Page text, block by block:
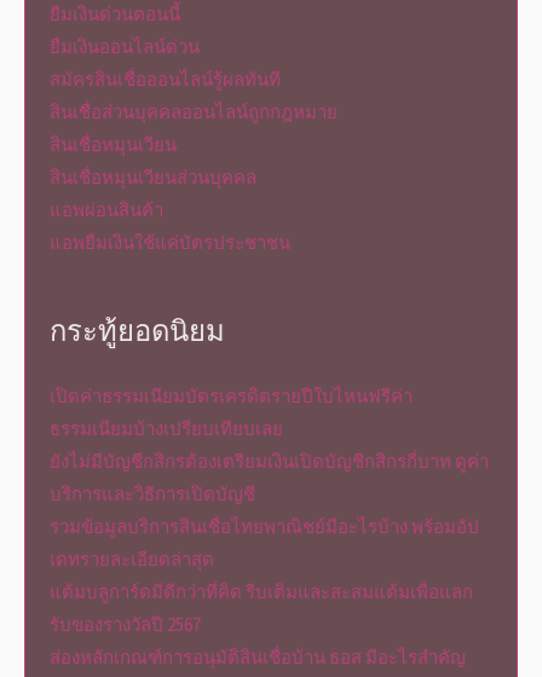
ยืมเงินด่วนตอนนี้
ยืมเงินออนไลน์ด่วน
สมัครสินเชื่อออนไลน์รู้ผลทันที
สินเชื่อส่วนบุคคลออนไลน์ถูกกฎหมาย
สินเชื่อหมุนเวียน
สินเชื่อหมุนเวียนส่วนบุคคล
แอพผ่อนสินค้า
แอพยืมเงินใช้แค่บัตรประชาชน
กระทู้ยอดนิยม
เปิดค่าธรรมเนียมบัตรเครดิตรายปีใบไหนฟรีค่า
ธรรมเนียมบ้างเปรียบเทียบเลย
ยังไม่มีบัญชีกสิกรต้องเตรียมเงินเปิดบัญชีกสิกรกี่บาท ดูค่า
บริการและวิธีการเปิดบัญชี
รวมข้อมูลบริการสินเชื่อไทยพาณิชย์มีอะไรบ้าง พร้อมอัป
เดทรายละเอียดล่าสุด
แต้มบลูการ์ดมีดีกว่าที่คิด รีบเติมและสะสมแต้มเพื่อแลก
รับของรางวัลปี 2567
ส่องหลักเกณฑ์การอนุมัติสินเชื่อบ้าน ธอส มีอะไรสำคัญ